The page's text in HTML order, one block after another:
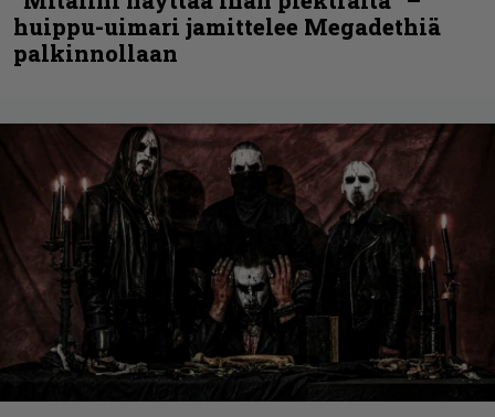
huippu-uimari jamittelee Megadethiä
palkinnollaan